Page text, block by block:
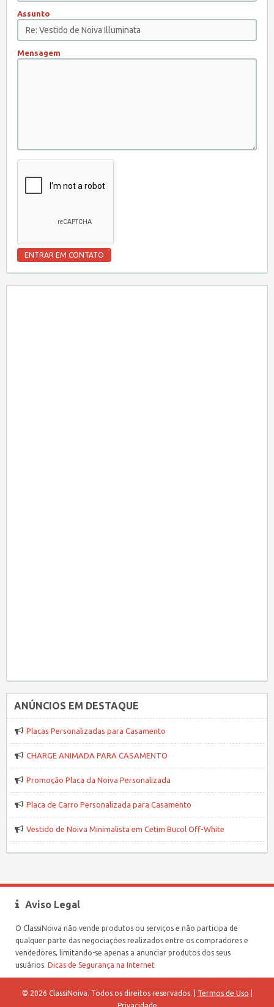
Assunto
Mensagem
ANÚNCIOS EM DESTAQUE
Placas Personalizadas para Casamento
CHARGE ANIMADA PARA CASAMENTO
Promoção Placa da Noiva Personalizada
Placa de Carro Personalizada para Casamento
Vestido de Noiva Minimalista em Cetim Bucol Off-White
Aviso Legal
O ClassiNoiva não vende produtos ou serviços e não participa de
qualquer parte das negociações realizados entre os compradores e
vendedores, limitando-se apenas a anunciar produtos dos seus
usuários. Dicas de Segurança na Internet
© 2026 ClassiNoiva. Todos os direitos reservados. | Termos de Uso